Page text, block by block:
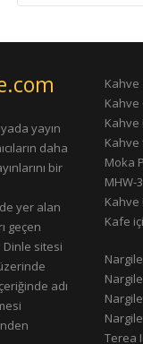
yayın
daha
bir
yer alan
geçen
sitesi
adı
Kahve
Kahve
Kahve
Kahve
Moka
MHW-
Kahve
Kafe
Nargile
Terea